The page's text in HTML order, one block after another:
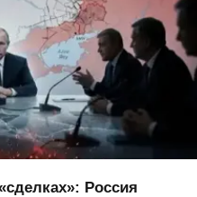
Россия